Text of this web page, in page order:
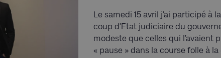
Le samedi 15 avril j’ai participé
coup d’Etat judiciaire du
modeste que celles qui l’avaient
« pause » dans la course folle à